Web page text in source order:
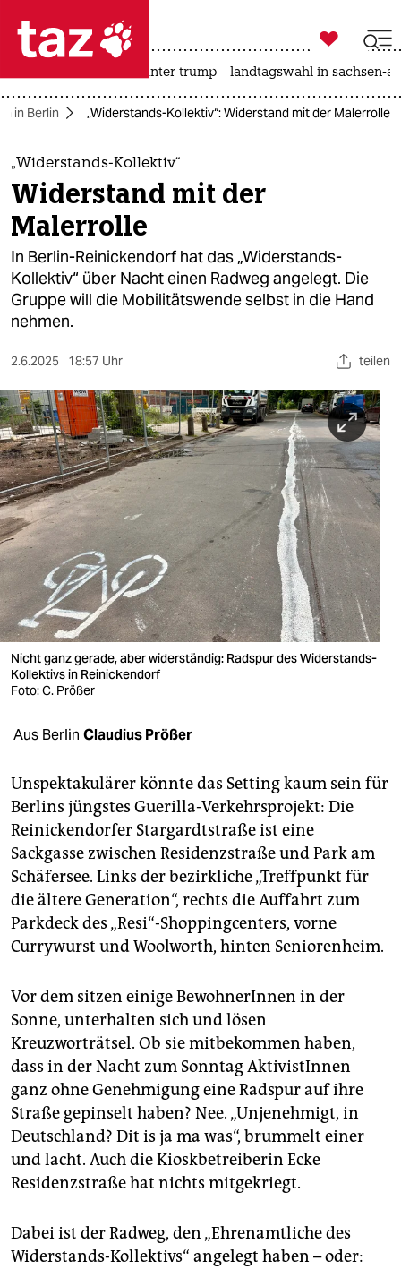
 taz zahl ich
taz zahl ich
themen
politik
öko
gesellschaft
kultur
sport
berlin
nord
wahrheit
verlag
verlag
veranstaltungen
shop
fragen & hilfe
unterstützen
abo
epaper login

taz zahl ich
usa unter trump landtagswahl in sachsen-
in Berlin „Widerstands-Kollektiv“: Widerstand mit der Malerrolle
„Widerstands-Kollektiv“
Widerstand mit der
Malerrolle
In Berlin-Reinickendorf hat das „Widerstands-
Kollektiv“ über Nacht einen Radweg angelegt. Die
Gruppe will die Mobilitätswende selbst in die Hand
nehmen.
2.6.2025 18:57 Uhr teilen
Nicht ganz gerade, aber widerständig: Radspur des Widerstands-
Kollektivs in Reinickendorf
Foto: C. Prößer
Aus Berlin Claudius Prößer
Unspektakulärer könnte das Setting kaum sein für
Berlins jüngstes Guerilla-Verkehrsprojekt: Die
Reinickendorfer Stargardtstraße ist eine
Sackgasse zwischen Residenzstraße und Park am
Schäfersee. Links der bezirkliche „Treffpunkt für
die ältere Generation“, rechts die Auffahrt zum
Parkdeck des „Resi“-Shoppingcenters, vorne
Currywurst und Woolworth, hinten Seniorenheim.
Vor dem sitzen einige BewohnerInnen in der
Sonne, unterhalten sich und lösen
Kreuzworträtsel. Ob sie mitbekommen haben,
dass in der Nacht zum Sonntag AktivistInnen
ganz ohne Genehmigung eine Radspur auf ihre
Straße gepinselt haben? Nee. „Unjenehmigt, in
Deutschland? Dit is ja ma was“, brummelt einer
und lacht. Auch die Kioskbetreiberin Ecke
Residenzstraße hat nichts mitgekriegt.
Dabei ist der Radweg, den „Ehrenamtliche des
Widerstands-Kollektivs“ angelegt haben – oder: